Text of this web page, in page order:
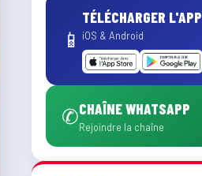
📱
TÉLÉCHARGER L'APP
iOS & Android
✆CHAÎNE WHATSAPP
Rejoindre la chaîne